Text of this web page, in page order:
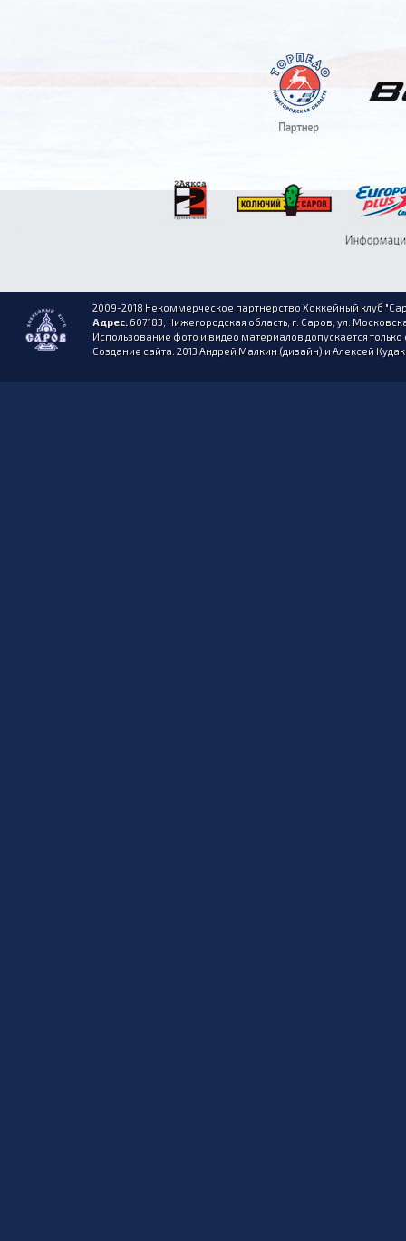
2009-2018 Некоммерческое партнерство Хоккейный клуб
Адрес:607183, Нижегородская область, г. Саров, ул.
Использование фото и видео материалов допускается
Создание сайта: 2013 Андрей Малкин (дизайн) и Алексей